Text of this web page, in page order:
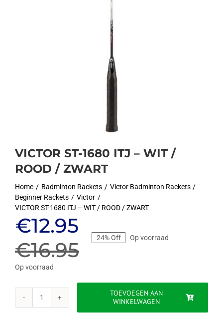
VICTOR ST-1680 ITJ – WIT /
ROOD / ZWART
Home Badminton Rackets
Victor Badminton Rackets
Beginner Rackets
Victor
VICTOR ST-1680 ITJ – WIT / ROOD / ZWART
€16.95
Oorspronkelijke
prijs
was:
€16.95.
€12.95
Huidige
prijs
is:
€12.95.
24% Off Op voorraad
Op voorraad
VICTOR
TOEVOEGEN AAN
WINKELWAGEN